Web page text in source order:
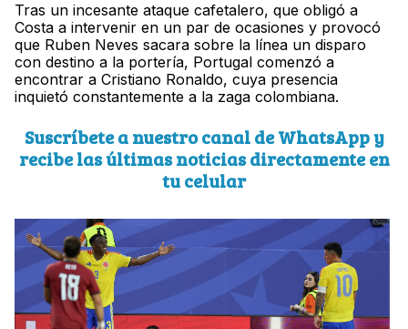
Tras un incesante ataque cafetalero, que obligó a
Costa a intervenir en un par de ocasiones y provocó
que Ruben Neves sacara sobre la línea un disparo
con destino a la portería, Portugal comenzó a
encontrar a Cristiano Ronaldo, cuya presencia
inquietó constantemente a la zaga colombiana.
Suscríbete a nuestro canal de WhatsApp y
recibe las últimas noticias directamente en
tu celular